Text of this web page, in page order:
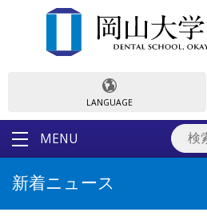
LANGUAGE
MENU
新着ニュース